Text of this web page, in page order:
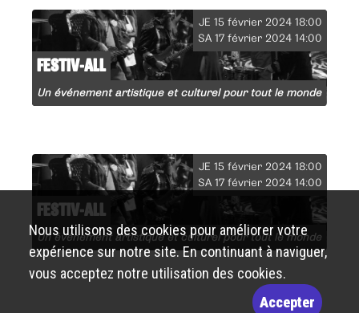
JE 15 février 2024 18:00
SA 17 février 2024 14:00
FESTIV-ALL
Un événement artistique et culturel pour tout le monde
JE 15 février 2024 18:00
SA 17 février 2024 14:00
FESTIV-ALL
Un événement artistique et culturel pour tout le monde
Nous utilisons des cookies pour améliorer votre
expérience sur notre site. En continuant à naviguer,
vous acceptez notre utilisation des cookies.
Accepter